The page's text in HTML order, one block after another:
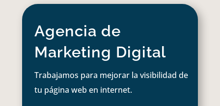
Agencia de
Marketing Digital
Trabajamos para mejorar la visibilidad de
tu página web en internet.